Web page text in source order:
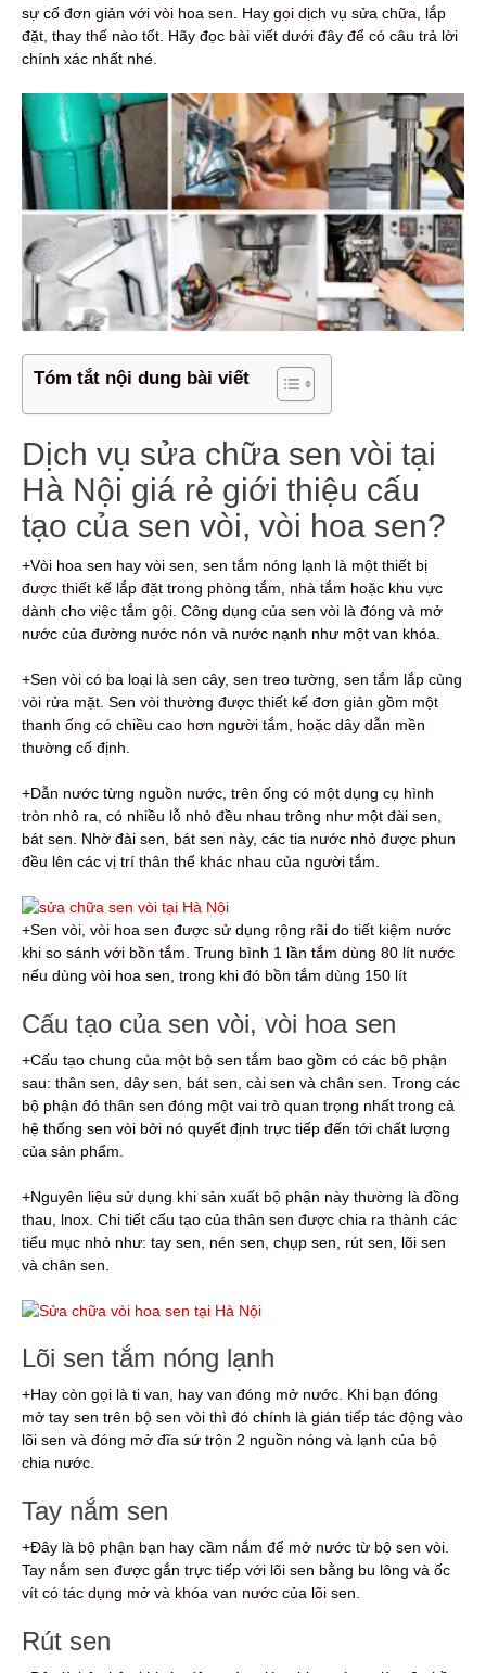
sự cố đơn giản với vòi hoa sen. Hay gọi dịch vụ sửa chữa, lắp
đặt, thay thế nào tốt. Hãy đọc bài viết dưới đây để có câu trả lời
chính xác nhất nhé.
Tóm tắt nội dung bài viết
Dịch vụ sửa chữa sen vòi tại
Hà Nội giá rẻ giới thiệu cấu
tạo của sen vòi, vòi hoa sen?
+Vòi hoa sen hay vòi sen, sen tắm nóng lạnh là một thiết bị
được thiết kế lắp đặt trong phòng tắm, nhà tắm hoặc khu vực
dành cho việc tắm gội. Công dụng của sen vòi là đóng và mở
nước của đường nước nón và nước nạnh như một van khóa.
+Sen vòi có ba loại là sen cây, sen treo tường, sen tắm lắp cùng
vòi rửa mặt. Sen vòi thường được thiết kế đơn giản gồm một
thanh ống có chiều cao hơn người tắm, hoặc dây dẫn mền
thường cố định.
+Dẫn nước từng nguồn nước, trên ống có một dụng cụ hình
tròn nhô ra, có nhiều lỗ nhỏ đều nhau trông như một đài sen,
bát sen. Nhờ đài sen, bát sen này, các tia nước nhỏ được phun
đều lên các vị trí thân thể khác nhau của người tắm.
+Sen vòi, vòi hoa sen được sử dụng rộng rãi do tiết kiệm nước
khi so sánh với bồn tắm. Trung bình 1 lần tắm dùng 80 lít nước
nếu dùng vòi hoa sen, trong khi đó bồn tắm dùng 150 lít
Cấu tạo của sen vòi, vòi hoa sen
+Cấu tạo chung của một bộ sen tắm bao gồm có các bộ phận
sau: thân sen, dây sen, bát sen, cài sen và chân sen. Trong các
bộ phận đó thân sen đóng một vai trò quan trọng nhất trong cả
hệ thống sen vòi bởi nó quyết định trực tiếp đến tới chất lượng
của sản phẩm.
+Nguyên liệu sử dụng khi sản xuất bộ phận này thường là đồng
thau, lnox. Chi tiết cấu tạo của thân sen được chia ra thành các
tiểu mục nhỏ như: tay sen, nén sen, chụp sen, rút sen, lõi sen
và chân sen.
Lõi sen tắm nóng lạnh
+Hay còn gọi là ti van, hay van đóng mở nước. Khi bạn đóng
mở tay sen trên bộ sen vòi thì đó chính là gián tiếp tác động vào
lõi sen và đóng mở đĩa sứ trộn 2 nguồn nóng và lạnh của bộ
chia nước.
Tay nắm sen
+Đây là bộ phận bạn hay cầm nắm để mở nước từ bộ sen vòi.
Tay nắm sen được gắn trực tiếp với lõi sen bằng bu lông và ốc
vít có tác dụng mở và khóa van nước của lõi sen.
Rút sen